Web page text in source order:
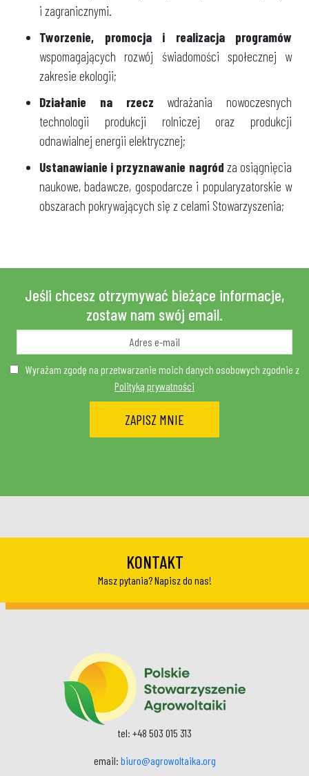
i zagranicznymi.
Tworzenie, promocja i realizacja programów
wspomagających rozwój świadomości społecznej w
zakresie ekologii;
Działanie na rzecz wdrażania nowoczesnych
technologii produkcji rolniczej oraz produkcji
odnawialnej energii elektrycznej;
Ustanawianie i przyznawanie nagród za osiągnięcia
naukowe, badawcze, gospodarcze i popularyzatorskie w
obszarach pokrywających się z celami Stowarzyszenia;
Jeśli chcesz otrzymywać bieżące informacje,
zostaw nam swój email.
Wyrażam zgodę na przetwarzanie moich danych osobowych zgodnie z
Polityką prywatności
KONTAKT
Masz pytania? Napisz do nas!
tel: +48 503 015 313
email: biuro@agrowoltaika.org